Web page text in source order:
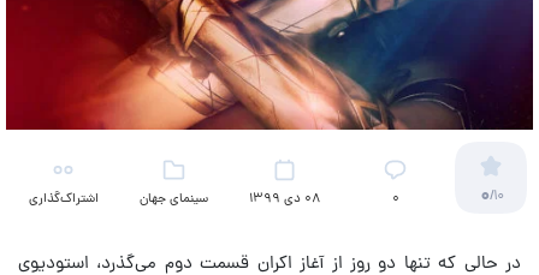
0/10 ۰ 08 دی 1399 سینمای جهان اشتراک‌گذاری
در حالی که تنها دو روز از آغاز اکران قسمت دوم می‌گذرد، استودیوی